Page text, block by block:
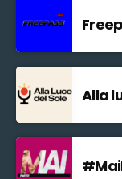
Alla